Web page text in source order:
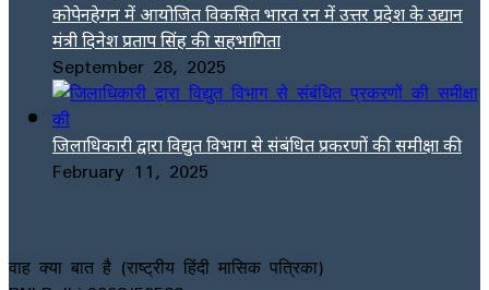
कोपेनहेगन में आयोजित विकसित भारत रन में उत्तर प्रदेश के उद्यान
मंत्री दिनेश प्रताप सिंह की सहभागिता
September 28, 2025
जिलाधिकारी द्वारा विद्युत विभाग से संबंधित प्रकरणों की समीक्षा की
February 11, 2025
वाह क्या बात है (राष्ट्रीय हिंदी मासिक पत्रिका)